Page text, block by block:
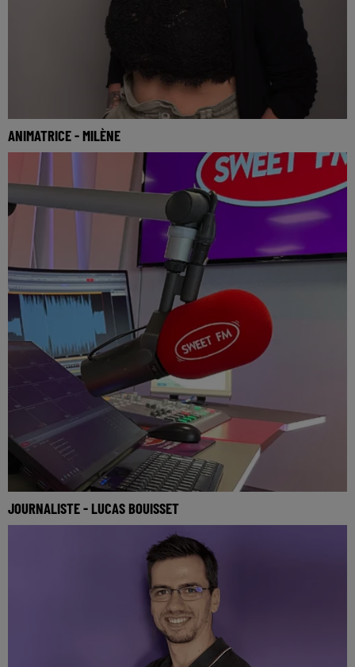
ANIMATRICE - MILÈNE
JOURNALISTE - LUCAS BOUISSET